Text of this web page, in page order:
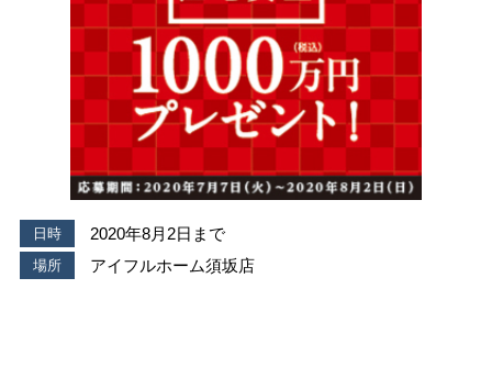
日時 2020年8月2日まで
場所 アイフルホーム須坂店